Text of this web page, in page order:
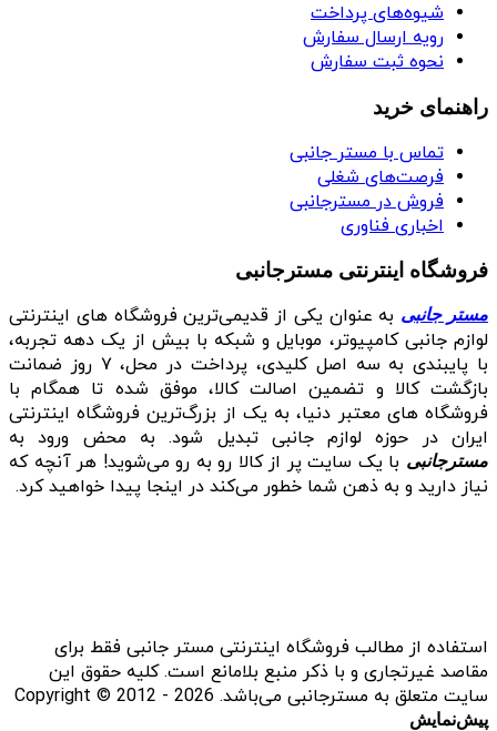
شیوه‌های پرداخت
رویه ارسال سفارش
نحوه ثبت سفارش
راهنمای خرید
تماس با مستر جانبی
فرصت‌های شغلی
فروش در مسترجانبی
اخباری فناوری
فروشگاه اینترنتی مسترجانبی
مستر جانبی به عنوان یکی از قدیمی‌ترین فروشگاه های اینترنتی
لوازم جانبی کامپیوتر، موبایل و شبکه با بیش از یک دهه تجربه،
با پایبندی به سه اصل کلیدی، پرداخت در محل، ۷ روز ضمانت
بازگشت کالا و تضمین اصالت کالا، موفق شده تا همگام با
فروشگاه‌ های معتبر دنیا، به یک از بزرگ‌ترین فروشگاه اینترنتی
ایران در حوزه لوازم جانبی تبدیل شود. به محض ورود به
مسترجانبی با یک سایت پر از کالا رو به رو می‌شوید! هر آنچه که
نیاز دارید و به ذهن شما خطور می‌کند در اینجا پیدا خواهید کرد.
استفاده از مطالب فروشگاه اینترنتی مستر جانبی فقط برای
مقاصد غیرتجاری و با ذکر منبع بلامانع است. کلیه حقوق این
سایت متعلق به مسترجانبی می‌باشد. Copyright © 2012 - 2026
پیش‌نمایش